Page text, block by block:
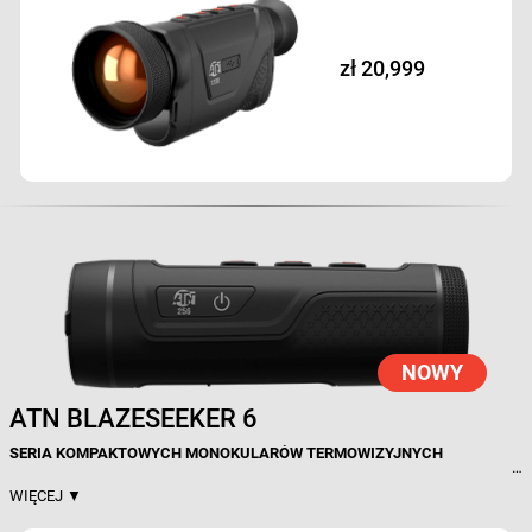
świeżym powietrzu, którzy wymagają niezrównanej przejrzystości i
niezawodności do śledzenia zwierzyny, patroli, nawigacji i eksploracji
terenów odległych.
Ultra-HD 6. generacja rdzenia termicznego z precyzyjną
czułością
Ostry obraz wspomagany AI
Wydłużony czas pracy baterii
Wbudowany dalmierz laserowy (LRF)
Wbudowane nagrywanie wideo i audio
Wiele trybów kolorów
zł 20,999
NOWY
ATN BLAZESEEKER 6
SERIA KOMPAKTOWYCH MONOKULARÓW TERMOWIZYJNYCH
WYDAJNOŚĆ TERMOWIZYJNA I JAKOŚĆ OBRAZU
WIĘCEJ ▼